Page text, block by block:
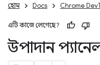
হোম Docs Chrome
এটি কাজে লেগেছে?
উপাদান